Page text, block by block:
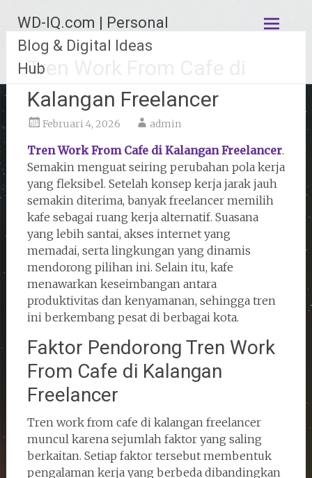
konten
WD-IQ.com | Personal
Blog & Digital Ideas
Hub
Tren Work From Cafe di
Kalangan Freelancer
Februari 4, 2026 admin
Tren Work From Cafe di Kalangan Freelancer.
Semakin menguat seiring perubahan pola kerja
yang fleksibel. Setelah konsep kerja jarak jauh
semakin diterima, banyak freelancer memilih
kafe sebagai ruang kerja alternatif. Suasana
yang lebih santai, akses internet yang
memadai, serta lingkungan yang dinamis
mendorong pilihan ini. Selain itu, kafe
menawarkan keseimbangan antara
produktivitas dan kenyamanan, sehingga tren
ini berkembang pesat di berbagai kota.
Faktor Pendorong Tren Work
From Cafe di Kalangan
Freelancer
Tren work from cafe di kalangan freelancer
muncul karena sejumlah faktor yang saling
berkaitan. Setiap faktor tersebut membentuk
pengalaman kerja yang berbeda dibandingkan